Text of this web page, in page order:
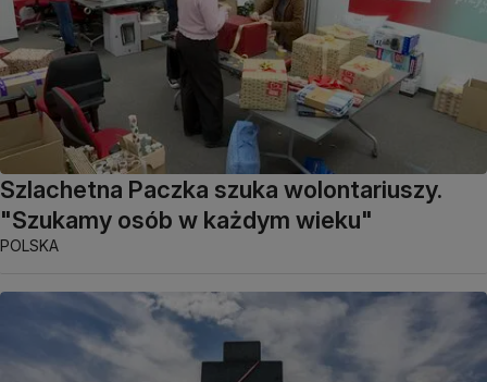
Szlachetna Paczka szuka wolontariuszy.
"Szukamy osób w każdym wieku"
POLSKA